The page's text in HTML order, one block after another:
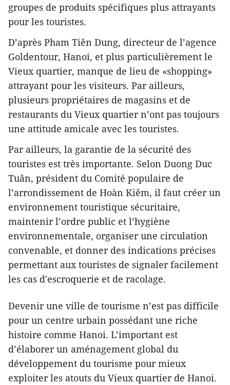
groupes de produits spécifiques plus attrayants
pour les touristes.
D’après Pham Tiên Dung, directeur de l’agence
Goldentour, Hanoi, et plus particulièrement le
Vieux quartier, manque de lieu de «shopping»
attrayant pour les visiteurs. Par ailleurs,
plusieurs propriétaires de magasins et de
restaurants du Vieux quartier n’ont pas toujours
une attitude amicale avec les touristes.
Par ailleurs, la garantie de la sécurité des
touristes est très importante. Selon Duong Duc
Tuân, président du Comité populaire de
l’arrondissement de Hoàn Kiêm, il faut créer un
environnement touristique sécuritaire,
maintenir l’ordre public et l’hygiène
environnementale, organiser une circulation
convenable, et donner des indications précises
permettant aux touristes de signaler facilement
les cas d'escroquerie et de racolage.
Devenir une ville de tourisme n’est pas difficile
pour un centre urbain possédant une riche
histoire comme Hanoi. L’important est
d’élaborer un aménagement global du
développement du tourisme pour mieux
exploiter les atouts du Vieux quartier de Hanoi.